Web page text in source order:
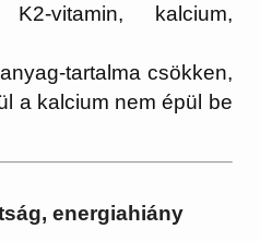
vitamin, kalcium,
tartalma csökken,
a kalcium nem épül be
energiahiány